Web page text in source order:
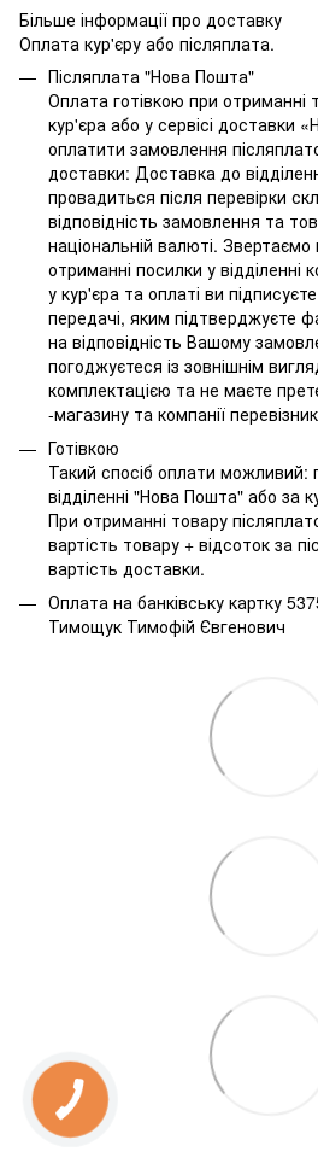
Більше інформації про доставку
Оплата кур'єру або післяплата.
Післяплата "Нова Пошта"
Оплата готівкою при отриманні
кур'єра або у сервісі доставки
оплатити замовлення
доставки: Доставка до
провадиться після перевірки
відповідність замовлення та
національній валюті.
отриманні посилки у відділенні
у кур'єра та оплаті ви
передачі, яким підтверджуєте
на відповідність Вашому
погоджуєтеся із зовнішнім
комплектацією та не маєте
-магазину та компанії
Готівкою
Такий спосіб оплати можливий:
відділенні "Нова Пошта" або за
При отриманні товару
вартість товару + відсоток за
вартість доставки.
Оплата на банківську картку
Тимощук Тимофій Євгенович